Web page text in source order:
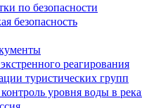
по безопасности
безопасность
реагирования
туристических групп
уровня воды в